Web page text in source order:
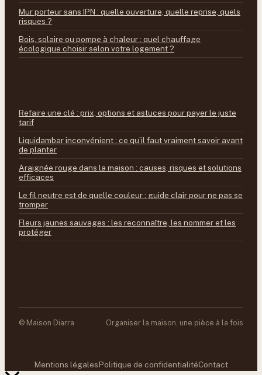
Mur porteur sans IPN : quelle ouverture, quelle reprise, quels
risques ?
Bois, solaire ou pompe à chaleur : quel chauffage
écologique choisir selon votre logement ?
Refaire une clé : prix, options et astuces pour payer le juste
tarif
Liquidambar inconvénient : ce qu’il faut vraiment savoir avant
de planter
Araignée rouge dans la maison : causes, risques et solutions
efficaces
Le fil neutre est de quelle couleur : guide clair pour ne pas se
tromper
Fleurs jaunes sauvages : les reconnaître, les nommer et les
protéger
© Maison Diarra Organiser la maison, une pièce à la fois
Mentions légalesPolitique de confidentialitéContact